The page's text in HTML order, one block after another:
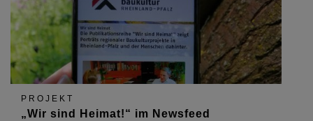
PROJEKT
„Wir sind Heimat!“ im Newsfeed